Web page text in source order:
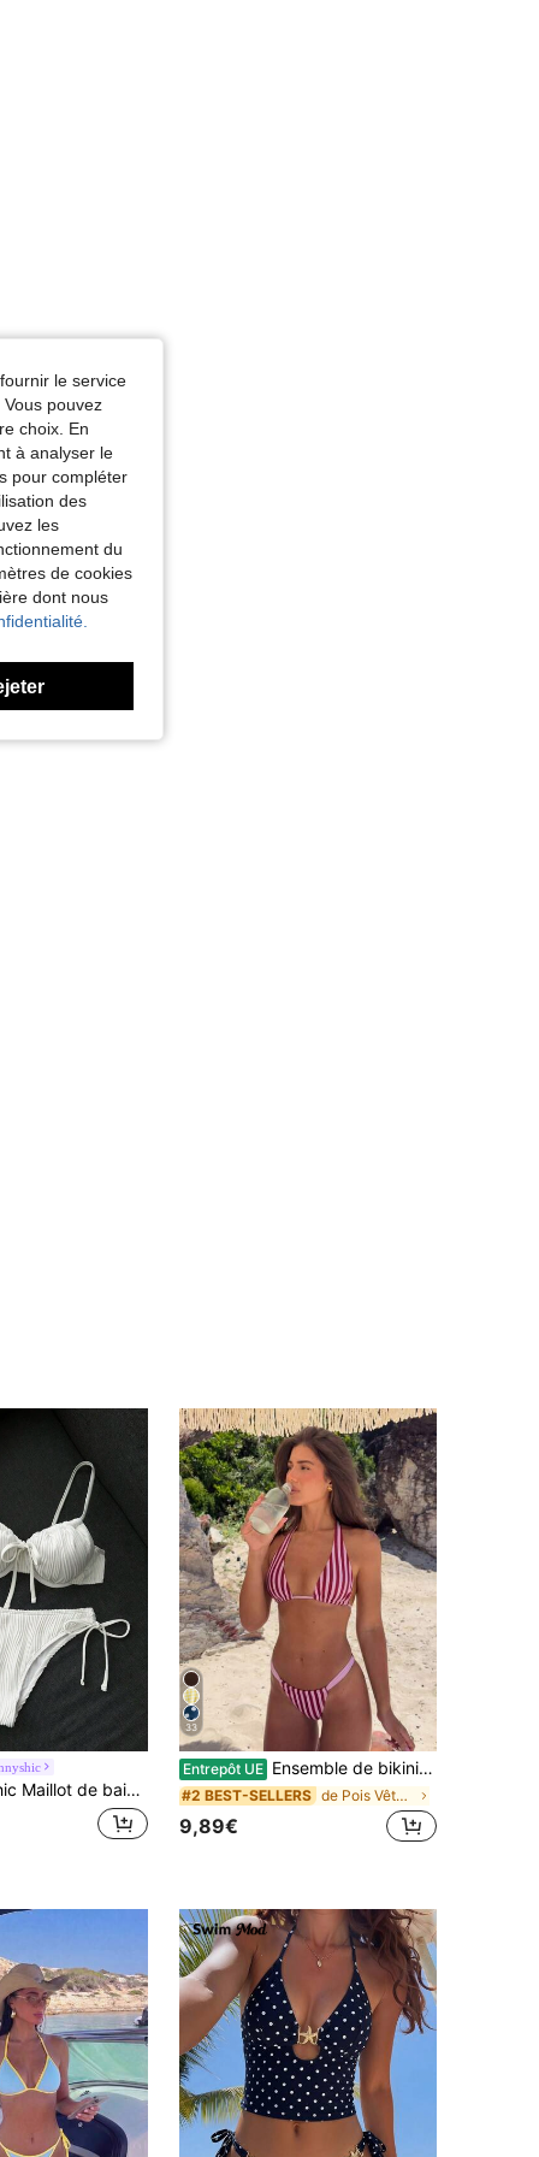
94 cm / 37 in, Couleur: Blanc, Taille: M
spécial à bretelles spaghetti, élégant et décontracté pour vacances, plage et soirée, nouveau pour l'été pour femmes
33
Entrepôt UE Ensemble de bikini sexy à la mode pour femmes, rayures roses et pois, pour la plage et les vacances d'été
#2 BEST-SELLERS de Pois Vêtements de plage pour femmes
9,89€
le service
pouvez
choix. En
à analyser le
pour compléter
des
les
du
de cookies
dont nous